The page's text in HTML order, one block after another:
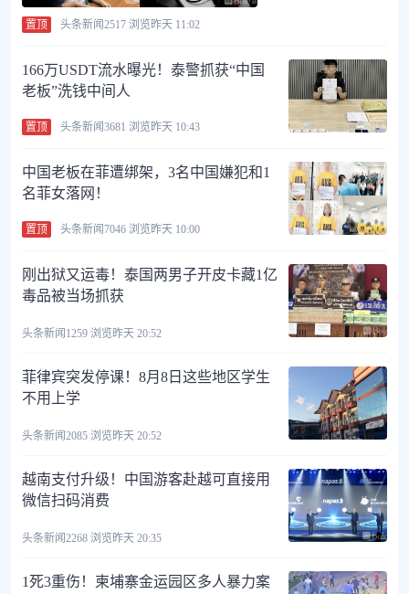
置顶 头条新闻2517 浏览昨天 11:02
166万USDT流水曝光！泰警抓获“中国
老板”洗钱中间人
置顶 头条新闻3681 浏览昨天 10:43
中国老板在菲遭绑架，3名中国嫌犯和1
名菲女落网！
置顶 头条新闻7046 浏览昨天 10:00
刚出狱又运毒！泰国两男子开皮卡藏1亿
毒品被当场抓获
头条新闻 1259 浏览昨天 20:52
菲律宾突发停课！8月8日这些地区学生
不用上学
头条新闻2085 浏览昨天 20:52
越南支付升级！中国游客赴越可直接用
微信扫码消费
头条新闻2268 浏览昨天 20:35
1死3重伤！柬埔寨金运园区多人暴力案